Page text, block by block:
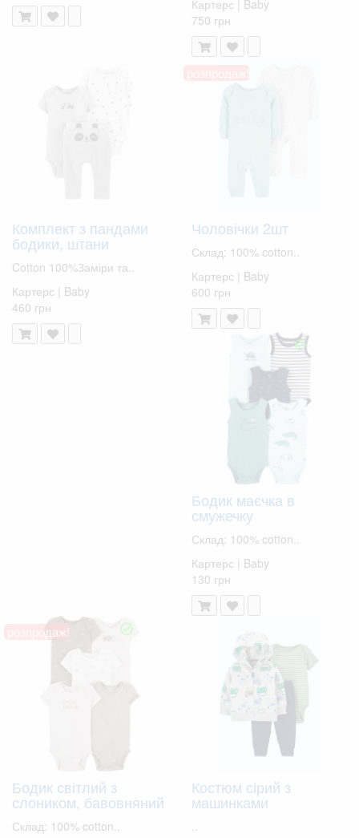
Картерс | Baby
750 грн
Комплект з пандами
бодики, штани
Cotton 100%Заміри та..
Картерс | Baby
460 грн
Чоловічки 2шт
Склад: 100% cotton..
Картерс | Baby
600 грн
Бодик маєчка в
смужечку
Склад: 100% cotton..
Картерс | Baby
130 грн
розпродаж!
Бодик світлий з
слоником, бавовняний
Склад: 100% cotton..
Костюм сірий з
машинками